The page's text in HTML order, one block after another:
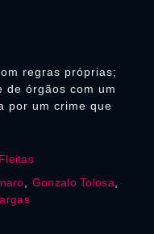
regras próprias;
de órgãos com um
por um crime que
Gonzalo Tolosa